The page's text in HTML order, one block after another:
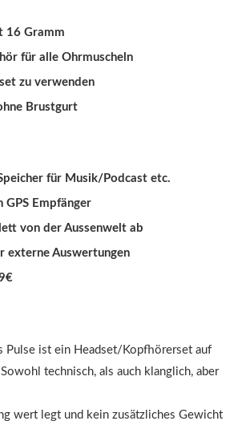
16 Gramm
für alle Ohrmuscheln
zu verwenden
Brustgurt
für Musik/Podcast etc.
GPS Empfänger
von der Aussenwelt ab
externe Auswertungen
Pulse ist ein Headset/Kopfhörerset auf
technisch, als auch klanglich, aber
wert legt und kein zusätzliches Gewicht